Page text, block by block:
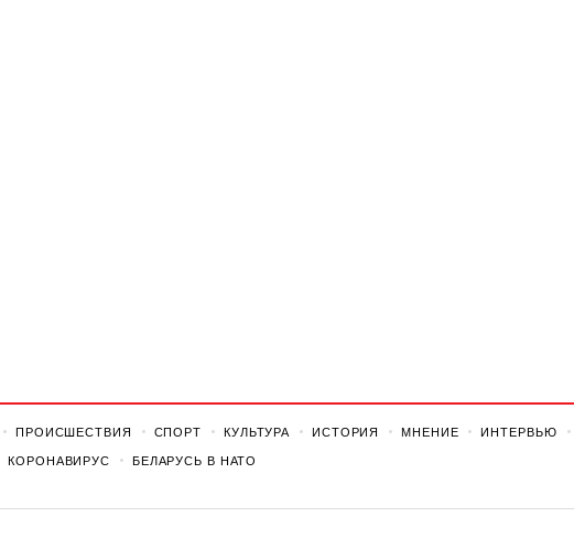
ПРОИСШЕСТВИЯ СПОРТ КУЛЬТУРА ИСТОРИЯ МНЕНИЕ ИНТЕРВЬЮ
КОРОНАВИРУС БЕЛАРУСЬ В НАТО